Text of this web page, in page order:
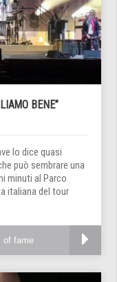
BENE”
lo dice quasi
può sembrare una
minuti al Parco
italiana del tour
of fame